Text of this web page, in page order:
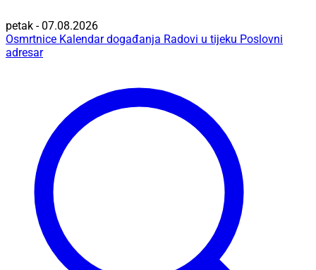
petak - 07.08.2026
Osmrtnice Kalendar događanja Radovi u tijeku Poslovni
adresar